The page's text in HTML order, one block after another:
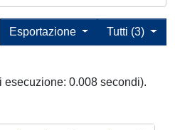
Tutti (3)
Esportazione
esecuzione: 0.008 secondi).